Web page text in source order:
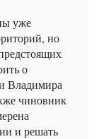
уже
но
о
Владимира
чиновник
и решать